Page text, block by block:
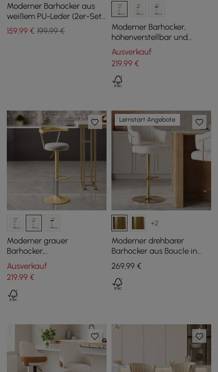
Moderner Barhocker aus
weißem PU-Leder (2er-Set),
höhenverstellbar und
drehbar
159,99 € 199,99 €
Moderner Barhocker,
höhenverstellbar und
drehbar, mit
Samtpolsterung, Weiß, mit
Fußstütze
Ausverkauf
219,99€
Moderner grauer
Barhocker,
höhenverstellbar und
drehbar, mit
Samtpolsterung und
Fußstütze
Ausverkauf
219,99 €
Lernstart Angebote
+2
Moderner drehbarer
Barhocker aus Boucle in
Warmweiß mit
Höhenverstellung und
goldenem Fuß, 1er-Set
269,99€